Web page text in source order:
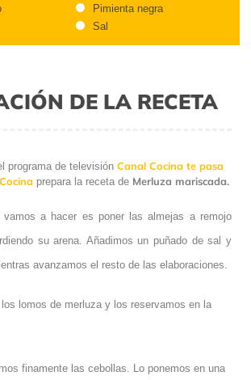
Pimienta negra
Sal
DE LA RECETA
programa de televisión Canal Cocina te pasa
prepara la receta de Merluza mariscada.
vamos a hacer es poner las almejas a remojo
su arena. Añadimos un puñado de sal y
avanzamos el resto de las elaboraciones.
lomos de merluza y los reservamos en la
finamente las cebollas. Lo ponemos en una